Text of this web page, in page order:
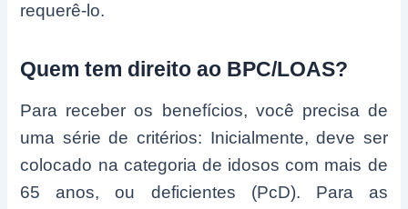
requerê-lo.
Quem tem direito ao BPC/LOAS?
Para receber os benefícios, você precisa de
uma série de critérios: Inicialmente, deve ser
colocado na categoria de idosos com mais de
65 anos, ou deficientes (PcD). Para as